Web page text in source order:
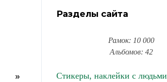
»
Разделы сайта
Рамок: 10 000
Альбомов: 42
Стикеры, наклейки с людьми